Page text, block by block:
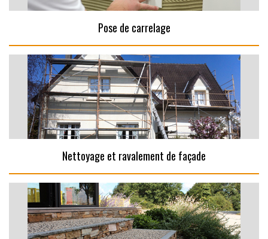
Pose de carrelage
Nettoyage et ravalement de façade